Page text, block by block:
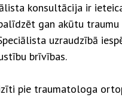
konsultācija ir
gan akūtu
uzraudzībā
brīvības.
pie traumatologa